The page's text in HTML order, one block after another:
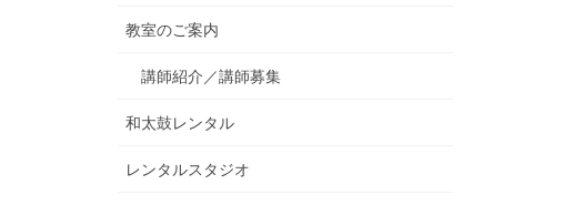
教室のご案内
講師紹介／講師募集
和太鼓レンタル
レンタルスタジオ